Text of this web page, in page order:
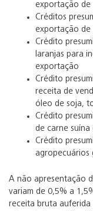
exportação de
Créditos
exportação de
Crédito
laranjas para
exportação
Crédito
receita de
óleo de soja,
Crédito
de carne suína
Crédito
agropecuários
A não apresentação
variam de 0,5% a
receita bruta auferida